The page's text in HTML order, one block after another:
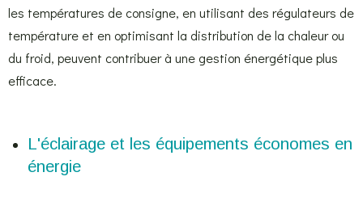
les températures de consigne, en utilisant des régulateurs de
température et en optimisant la distribution de la chaleur ou
du froid, peuvent contribuer à une gestion énergétique plus
efficace.
L'éclairage et les équipements économes en
énergie